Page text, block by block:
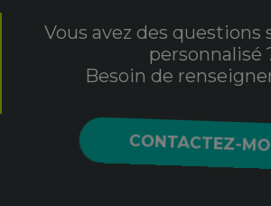
Vous avez des questions
personnalisé
Besoin de
CONTACTEZ-MOI